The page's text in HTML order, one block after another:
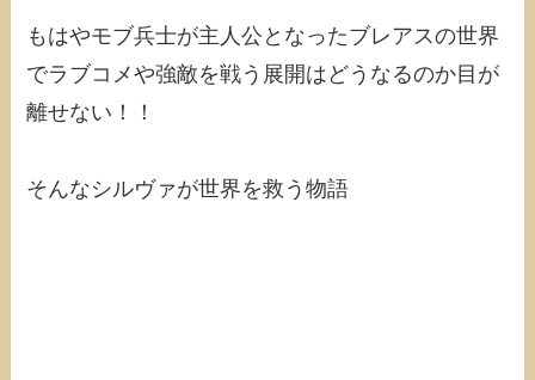
もはやモブ兵士が主人公となったブレアスの世界
でラブコメや強敵を戦う展開はどうなるのか目が
離せない！！
そんなシルヴァが世界を救う物語